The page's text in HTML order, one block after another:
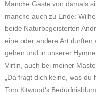
Manche Gäste von damals
manche auch zu Ende:
beide Naturbegeisterten
eine oder andere Art durften
gehen und in unserer
Virtin, auch bei meiner
„Da fragt dich keine, was
Tom Kitwood‘s